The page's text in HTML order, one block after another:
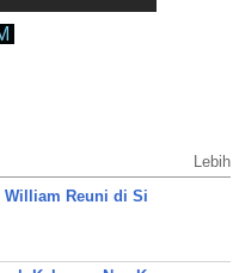
Lebih
William Reuni di Si